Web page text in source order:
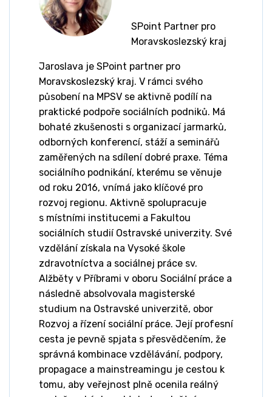
SPoint Partner pro
Moravskoslezský kraj
Jaroslava je SPoint partner pro
Moravskoslezský kraj. V rámci svého
působení na MPSV se aktivně podílí na
praktické podpoře sociálních podniků. Má
bohaté zkušenosti s organizací jarmarků,
odborných konferencí, stáží a seminářů
zaměřených na sdílení dobré praxe. Téma
sociálního podnikání, kterému se věnuje
od roku 2016, vnímá jako klíčové pro
rozvoj regionu. Aktivně spolupracuje
s místními institucemi a Fakultou
sociálních studií Ostravské univerzity. Své
vzdělání získala na Vysoké škole
zdravotníctva a sociálnej práce sv.
Alžběty v Příbrami v oboru Sociální práce a
následně absolvovala magisterské
studium na Ostravské univerzitě, obor
Rozvoj a řízení sociální práce. Její profesní
cesta je pevně spjata s přesvědčením, že
správná kombinace vzdělávání, podpory,
propagace a mainstreamingu je cestou k
tomu, aby veřejnost plně ocenila reálný